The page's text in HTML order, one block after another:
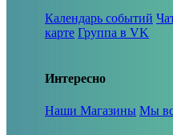
Календарь событий
карте Группа в VK
Интересно
Наши Магазины Мы